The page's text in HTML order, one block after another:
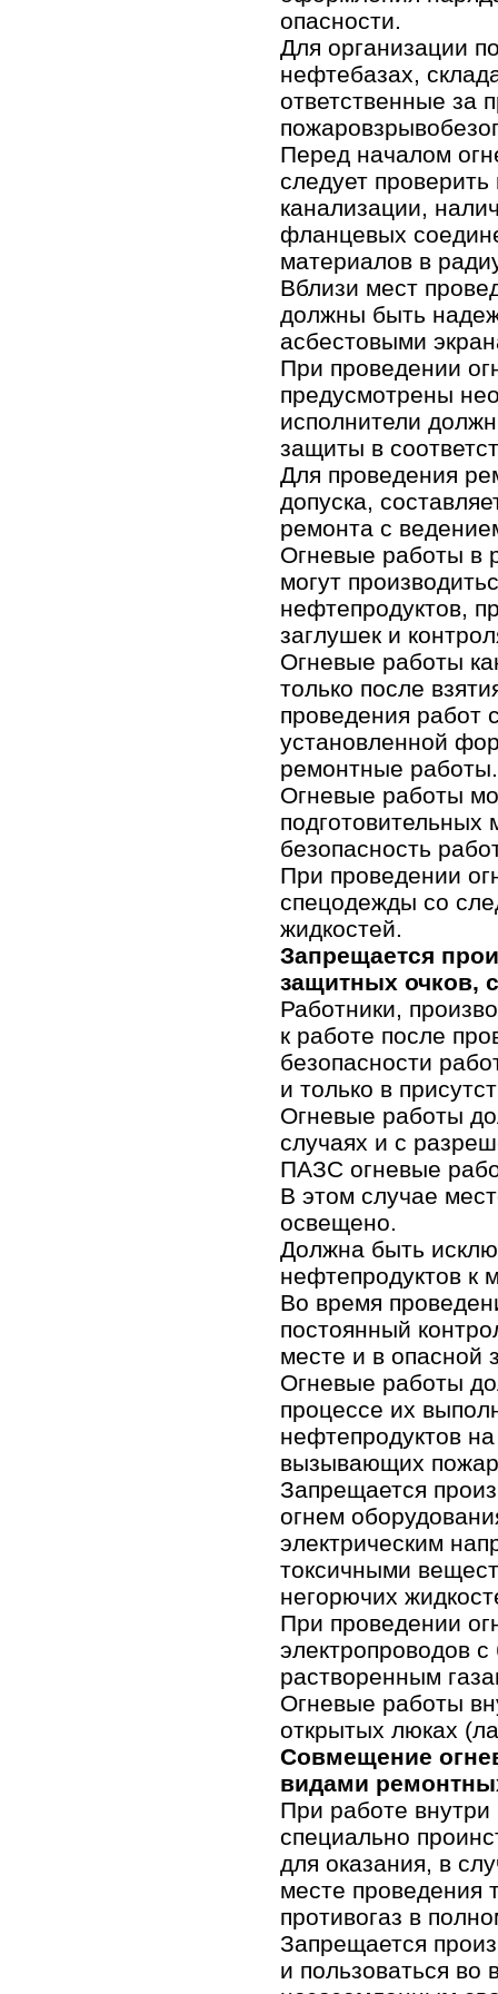
опасности.
Для организации
нефтебазах,
ответственные за
Перед началом
следует
канализации,
фланцевых
материалов в
Вблизи мест
должны быть
асбестовыми
При проведении
предусмотрены
исполнители
защиты в
Для проведения
допуска,
ремонта с
Огневые работы в
могут
нефтепродуктов,
заглушек и
Огневые работы
только после
проведения работ
установленной
ремонтные работы.
Огневые работы
безопасность
При проведении
спецодежды со
жидкостей.
Запрещается
защитных очков,
Работники,
к работе после
безопасности
и только в
Огневые работы
случаях и с
ПАЗС огневые
В этом случае
освещено.
Должна быть
нефтепродуктов к
Во время
постоянный
месте и в опасной
Огневые работы
процессе их
нефтепродуктов
вызывающих
Запрещается
огнем
электрическим
токсичными
негорючих
При проведении
электропроводов
растворенным
Огневые работы
открытых люках
Совмещение
видами
При работе
специально
для оказания, в
месте проведения
противогаз в
Запрещается
и пользоваться